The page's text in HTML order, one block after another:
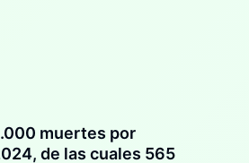
muertes por
de las cuales 565